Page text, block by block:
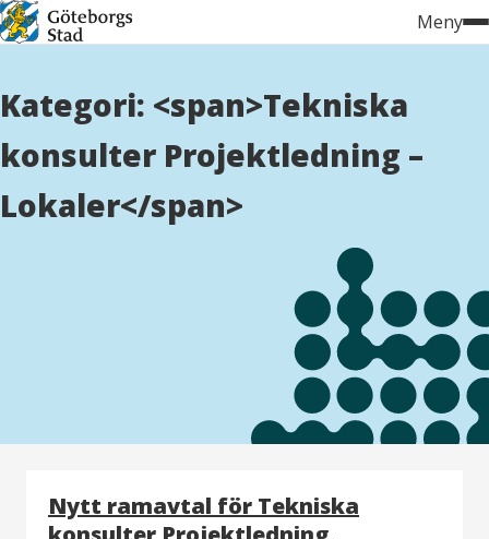
Hoppa
till
Meny
Kategori: <span>Tekniska
konsulter Projektledning –
Lokaler</span>
Nytt ramavtal för Tekniska